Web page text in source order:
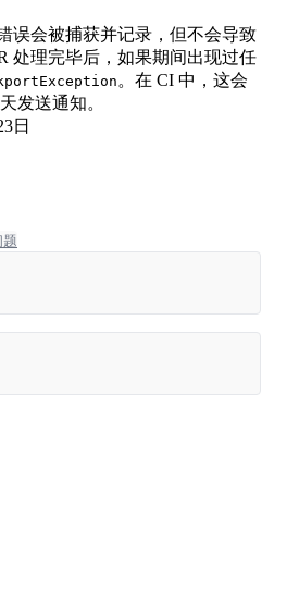
误会被捕获并记录，但不会导致
处理完毕后，如果期间出现过任
。在 CI 中，这会
发送通知。
日